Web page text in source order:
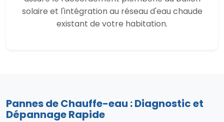
solaire et l'intégration au réseau d'eau chaude
existant de votre habitation.
Pannes de Chauffe-eau : Diagnostic et
Dépannage Rapide